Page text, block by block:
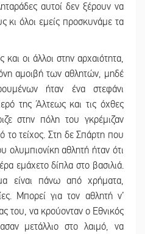
αυτοί δεν ξέρουν να
κι όλοι εμείς προσκυνάμε τα
και οι άλλοι στην αρχαιότητα,
αμοιβή των αθλητών, μηδέ
ήταν ένα στεφάνι
της Άλτεως και τις όχθες
στην πόλη του γκρέμιζαν
το τείχος. Στη δε Σπάρτη που
ολυμπιονίκη αθλητή ήταν ότι
εμάχετο δίπλα στο βασιλιά.
είναι πάνω από χρήματα,
Μπορεί για τον αθλητή ν’
του, να κρούονταν ο Εθνικός
μετάλλιο στο λαιμό, να